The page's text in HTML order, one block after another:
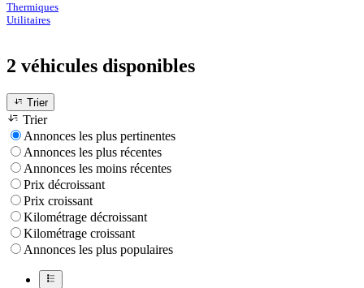
Thermiques
Utilitaires
2 véhicules disponibles
Trier
Trier
Annonces les plus pertinentes
Annonces les plus récentes
Annonces les moins récentes
Prix décroissant
Prix croissant
Kilométrage décroissant
Kilométrage croissant
Annonces les plus populaires